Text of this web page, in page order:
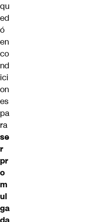
qu
ed
ó
en
co
nd
ici
on
es
pa
ra
se
r
pr
o
m
ul
ga